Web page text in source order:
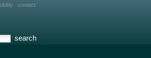
contact